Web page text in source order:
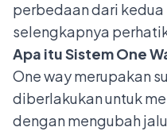
perbedaan dari
selengkapnya
Apa itu Sistem One
One way merupakan
diberlakukan untuk
dengan mengubah